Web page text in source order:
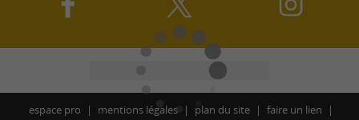
espace pro mentions légales plan du site faire un lien